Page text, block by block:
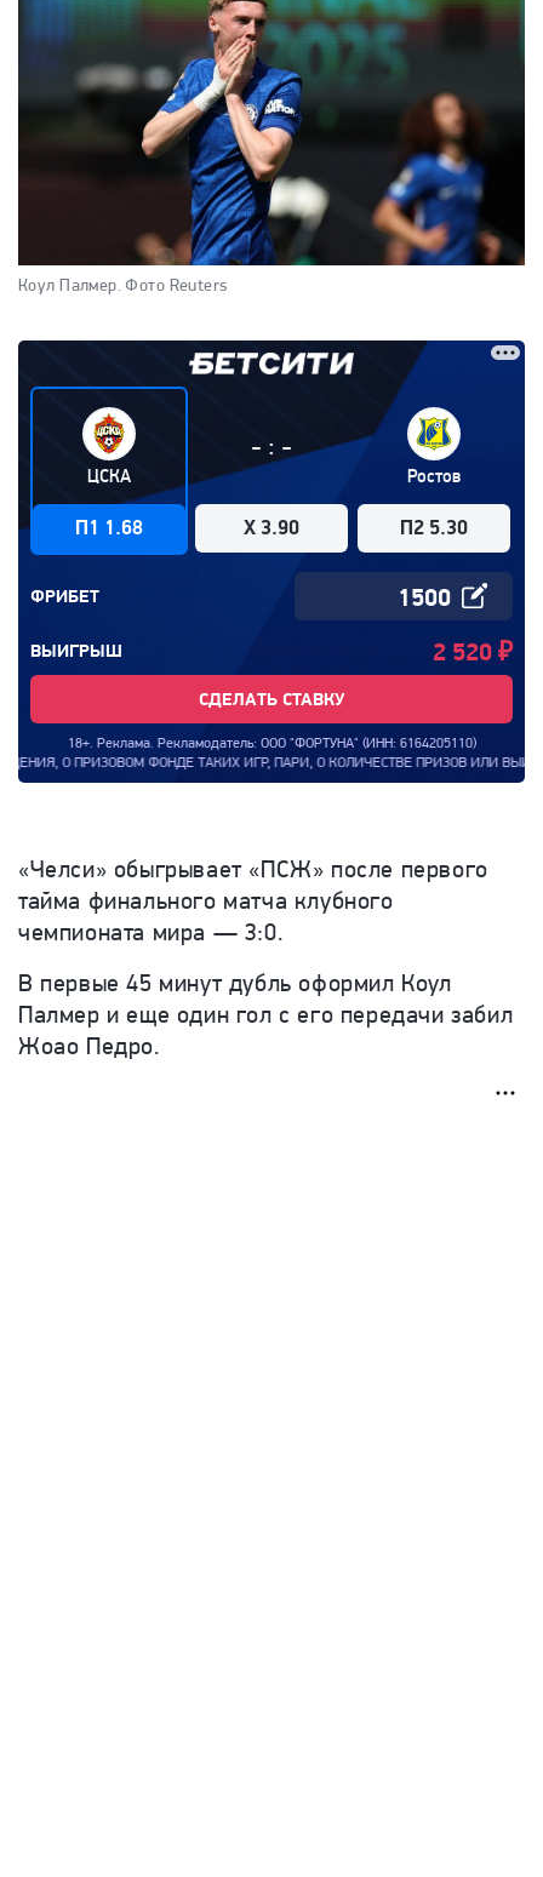
Коул Палмер. Фото Reuters
ЦСКА
П1 1.68
- : -
X 3.90
Ростов
П2 5.30
ФРИБЕТ
ВЫИГРЫШ 2 520 ₽
СДЕЛАТЬ СТАВКУ
18+. Реклама. Рекламодатель: ООО "ФОРТУНА" (ИНН: 6164205110)
ФОНДЕ ТАКИХ ИГР, ПАРИ, О КОЛИЧЕСТВЕ ПРИЗОВ ИЛИ
«Челси» обыгрывает «ПСЖ» после первого
тайма финального матча клубного
чемпионата мира — 3:0.
В первые 45 минут дубль оформил Коул
Палмер и еще один гол с его передачи забил
Жоао Педро.